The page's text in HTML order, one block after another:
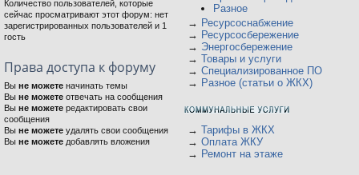
Количество пользователей, которые
сейчас просматривают этот форум: нет
зарегистрированных пользователей и 1
гость
Права доступа к форуму
Вы не можете начинать темы
Вы не можете отвечать на сообщения
Вы не можете редактировать свои
сообщения
Вы не можете удалять свои сообщения
Вы не можете добавлять вложения
Разное
→ Ресурсоснабжение
→ Ресурсосбережение
→ Энергосбережение
→ Товары и услуги
→ Специализированное ПО
→ Разное (статьи о ЖКХ)
→ Тарифы в ЖКХ
→ Оплата ЖКУ
→ Ремонт на этаже